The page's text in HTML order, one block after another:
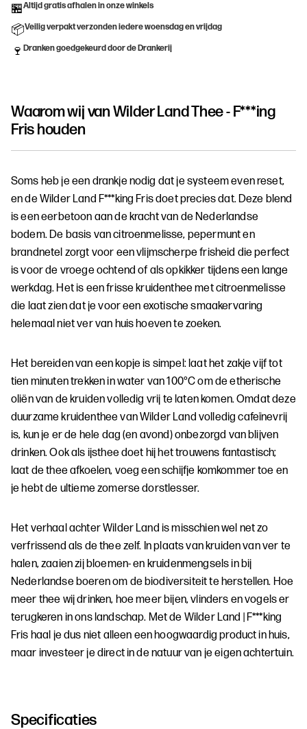
🏪Altijd gratis afhalen in onze winkels
📦Veilig verpakt verzonden iedere woensdag en vrijdag
🍷 Dranken goedgekeurd door de Drankerij
Waarom wij vanWilder Land Thee - F***ing
Frishouden
Soms heb je een drankje nodig dat je systeem even reset,
en de Wilder Land F***king Fris doet precies dat. Deze blend
is een eerbetoon aan de kracht van de Nederlandse
bodem. De basis van citroenmelisse, pepermunt en
brandnetel zorgt voor een vlijmscherpe frisheid die perfect
is voor de vroege ochtend of als opkikker tijdens een lange
werkdag. Het is een frisse kruidenthee met citroenmelisse
die laat zien dat je voor een exotische smaakervaring
helemaal niet ver van huis hoeven te zoeken.
Het bereiden van een kopje is simpel: laat het zakje vijf tot
tien minuten trekken in water van 100°C om de etherische
oliën van de kruiden volledig vrij te laten komen. Omdat deze
duurzame kruidenthee van Wilder Land volledig cafeïnevrij
is, kun je er de hele dag (en avond) onbezorgd van blijven
drinken. Ook als ijsthee doet hij het trouwens fantastisch;
laat de thee afkoelen, voeg een schijfje komkommer toe en
je hebt de ultieme zomerse dorstlesser.
Het verhaal achter Wilder Land is misschien wel net zo
verfrissend als de thee zelf. In plaats van kruiden van ver te
halen, zaaien zij bloemen- en kruidenmengsels in bij
Nederlandse boeren om de biodiversiteit te herstellen. Hoe
meer thee wij drinken, hoe meer bijen, vlinders en vogels er
terugkeren in ons landschap. Met de Wilder Land | F***king
Fris haal je dus niet alleen een hoogwaardig product in huis,
maar investeer je direct in de natuur van je eigen achtertuin.
Specificaties